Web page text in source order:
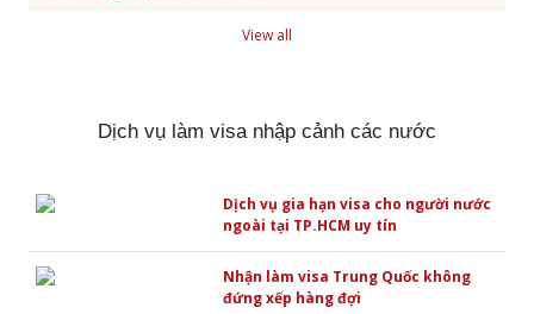
View all
Dịch vụ làm visa nhập cảnh các nước
Dịch vụ gia hạn visa cho người nước
ngoài tại TP.HCM uy tín
Nhận làm visa Trung Quốc không
đứng xếp hàng đợi